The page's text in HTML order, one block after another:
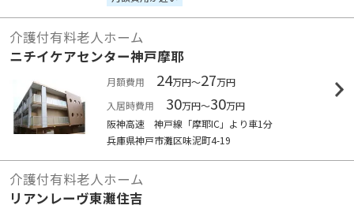
介護付有料老人ホーム
ニチイケアセンター神戸摩耶
月額費用 24万円～27万円
入居時費用
30万円～30万円
阪神高速 神戸線「摩耶IC」より車1分
兵庫県神戸市灘区味泥町4-19
介護付有料老人ホーム
リアンレーヴ東灘住吉